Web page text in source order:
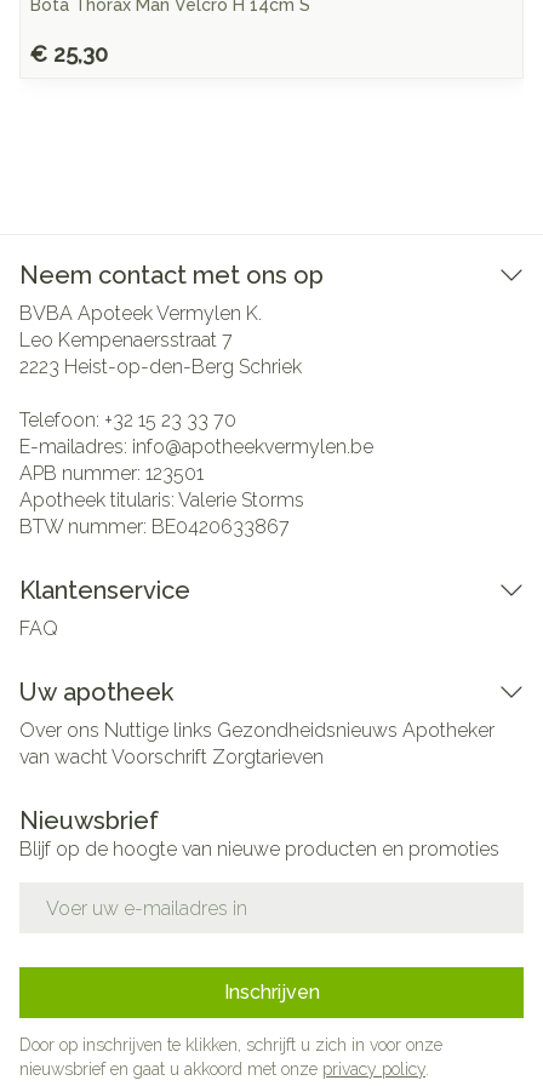
Bota Thorax Man Velcro H 14cm S
€ 25,30
Neem contact met ons op
BVBA Apoteek Vermylen K.
Leo Kempenaersstraat 7
2223 Heist-op-den-Berg Schriek
Telefoon: +32 15 23 33 70
E-mailadres: info@apotheekvermylen.be
APB nummer: 123501
Apotheek titularis: Valerie Storms
BTW nummer: BE0420633867
Klantenservice
FAQ
Uw apotheek
Over ons Nuttige links Gezondheidsnieuws Apotheker
van wachtVoorschrift Zorgtarieven
Nieuwsbrief
Blijf op de hoogte van nieuwe producten en promoties
Inschrijven
Door op inschrijven te klikken, schrijft u zich in voor onze
nieuwsbrief en gaat u akkoord met onze privacy policy